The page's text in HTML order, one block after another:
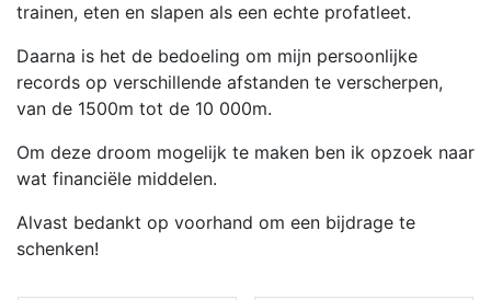
trainen, eten en slapen als een echte profatleet.
Daarna is het de bedoeling om mijn persoonlijke
records op verschillende afstanden te verscherpen,
van de 1500m tot de 10 000m.
Om deze droom mogelijk te maken ben ik opzoek naar
wat financiële middelen.
Alvast bedankt op voorhand om een bijdrage te
schenken!